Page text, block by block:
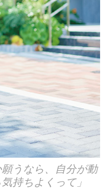
うなら、自分が動
持ちよくって」